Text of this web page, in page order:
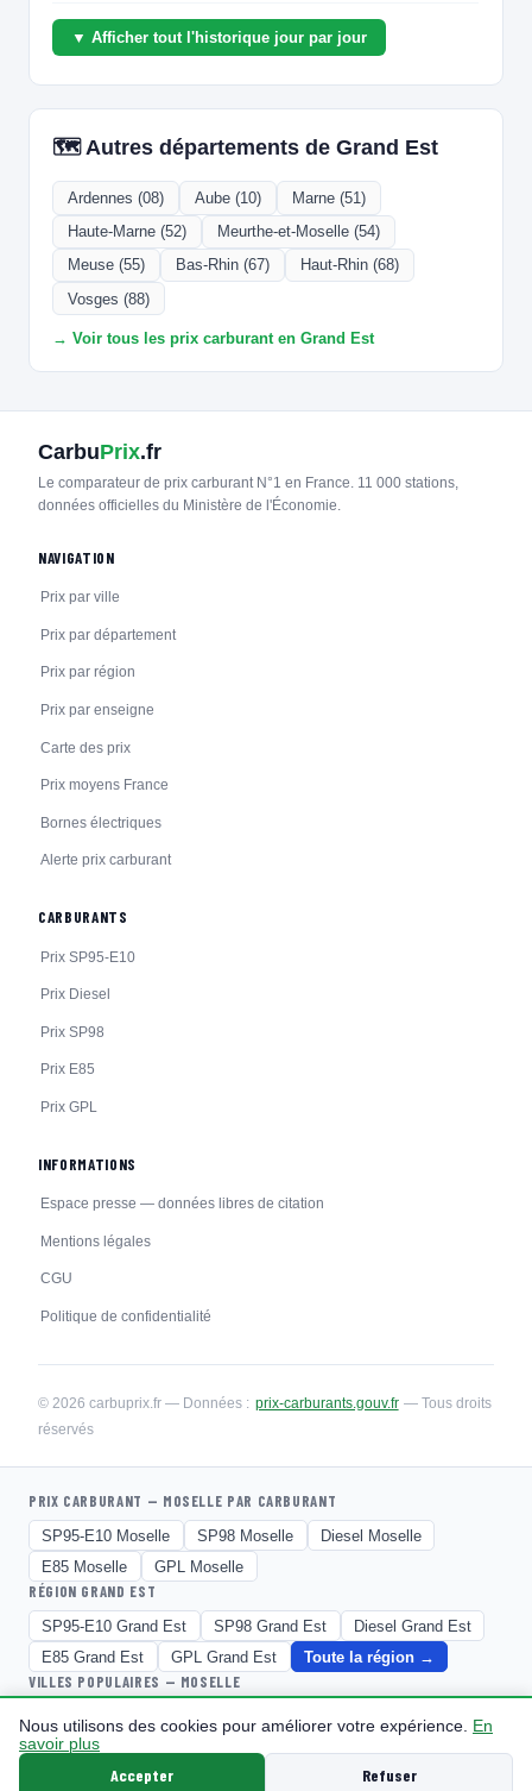
Nous utilisons des cookies pour améliorer votre expérience.
En
savoir plus
Accepter Refuser
▼ Afficher tout l'historique jour par jour
🗺️ Autres départements de Grand Est
Ardennes (08) Aube (10)
Marne (51)
Haute-Marne (52)
Meurthe-et-Moselle (54)
Meuse (55)
Bas-Rhin (67)
Haut-Rhin (68)
Vosges (88)
→ Voir tous les prix carburant en Grand Est
CarbuPrix.fr
Le comparateur de prix carburant N°1 en France. 11 000 stations,
données officielles du Ministère de l'Économie.
NAVIGATION
Prix par ville
Prix par département
Prix par région
Prix par enseigne
Carte des prix
Prix moyens France
Bornes électriques
Alerte prix carburant
CARBURANTS
Prix SP95-E10
Prix Diesel
Prix SP98
Prix E85
Prix GPL
INFORMATIONS
Espace presse — données libres de citation
Mentions légales
CGU
Politique de confidentialité
© 2026 carbuprix.fr — Données : prix-carburants.gouv.fr — Tous droits
réservés
PRIX CARBURANT — MOSELLE PAR CARBURANT
SP95-E10 Moselle SP98 Moselle
Diesel Moselle
E85 Moselle
GPL Moselle
RÉGION GRAND EST
SP95-E10 Grand Est SP98 Grand Est
Diesel Grand Est
E85 Grand Est
GPL Grand Est Toute la région →
VILLES POPULAIRES — MOSELLE
Algrange Amneville Ars Sur Moselle
Aumetz
Ay Sur Moselle
Bitche Bouzonville